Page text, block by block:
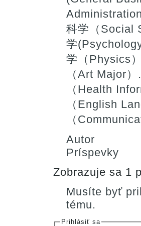
科学（Social
学
学（Physics
（Art Major
（Health
（English
（
Autor
Príspevky
Zobrazuje sa 1
Musíte byť
tému.
Prihlásiť sa